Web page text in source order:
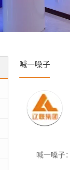
喊一嗓子
喊一嗓子：